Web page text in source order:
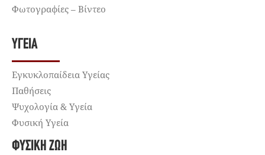
Φωτογραφίες – Βίντεο
ΥΓΕΊΑ
Εγκυκλοπαίδεια Υγείας
Παθήσεις
Ψυχολογία & Υγεία
Φυσική Υγεία
ΦΥΣΙΚΉ ΖΩΉ